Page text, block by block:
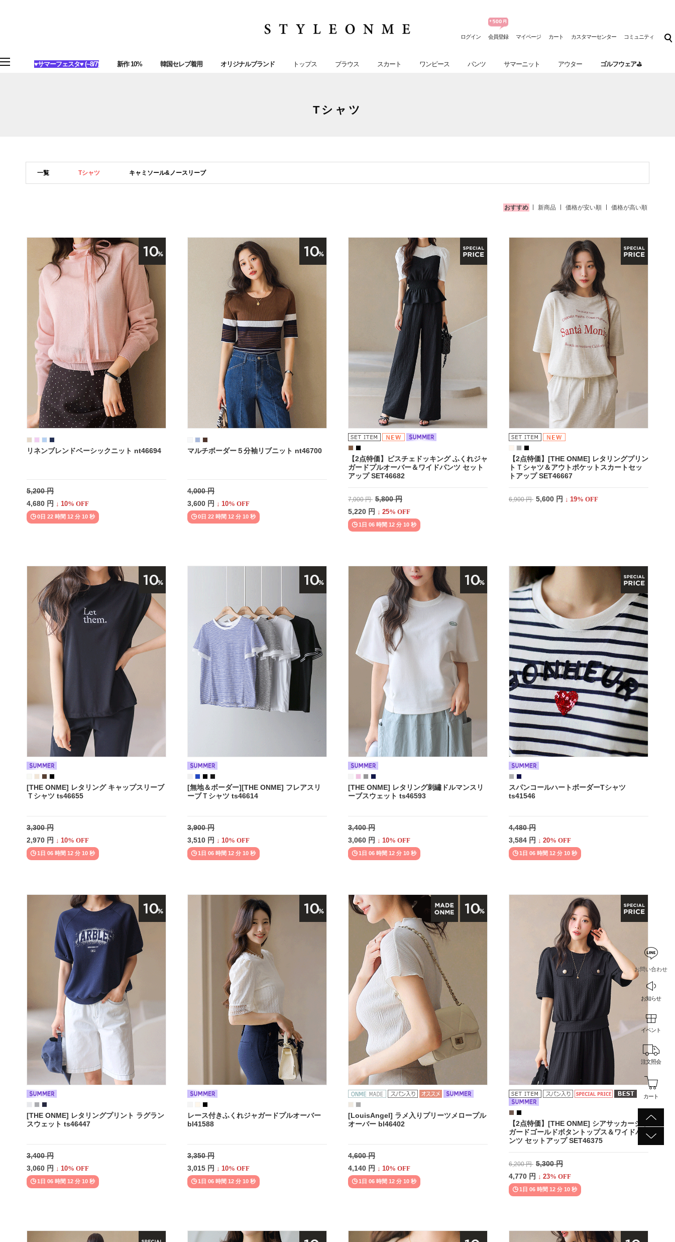
ログイン 会員登録 マイページ カート カスタマーセンター コミュニティ
♥サマーフェスタ♥ (~8/7) 新作 10% 韓国セレブ着用 オリジナルブランド トップス ブラウス スカート ワンピース パンツ サマーニット アウター ゴルフウェア⛳
お問い合わせ
お知らせ
イベント
注文照会
カート
Tシャツ
一覧 Tシャツ キャミソール&ノースリーブ
おすすめ 新商品 価格が安い順 価格が高い順
リネンブレンドベーシックニット nt46694
5,200 円
4,680 円 ↓ 10% OFF
0日 22 時間 12 分 08 秒
マルチボーダー５分袖リブニット nt46700
4,000 円
3,600 円 ↓ 10% OFF
0日 22 時間 12 分 08 秒
【2点特価】ビスチェドッキング ふくれジャ
ガードプルオーバー＆ワイドパンツ セット
アップ SET46682
7,000 円 5,800 円
5,220 円 ↓ 25% OFF
1日 06 時間 12 分 08 秒
【2点特価】[THE ONME] レタリングプリン
トＴシャツ＆アウトポケットスカートセッ
トアップ SET46667
6,900 円 5,600 円 ↓ 19% OFF
[THE ONME] レタリング キャップスリーブ
Ｔシャツ ts46655
3,300 円
2,970 円 ↓ 10% OFF
1日 06 時間 12 分 08 秒
[無地＆ボーダー][THE ONME] フレアスリ
ーブＴシャツ ts46614
3,900 円
3,510 円 ↓ 10% OFF
1日 06 時間 12 分 08 秒
[THE ONME] レタリング刺繡ドルマンスリ
ーブスウェット ts46593
3,400 円
3,060 円 ↓ 10% OFF
1日 06 時間 12 分 08 秒
スパンコールハートボーダーTシャツ
ts41546
4,480 円
3,584 円 ↓ 20% OFF
1日 06 時間 12 分 08 秒
[THE ONME] レタリングプリント ラグラン
スウェット ts46447
3,400 円
3,060 円 ↓ 10% OFF
1日 06 時間 12 分 08 秒
レース付きふくれジャガードプルオーバー
bl41588
3,350 円
3,015 円 ↓ 10% OFF
1日 06 時間 12 分 08 秒
[LouisAngel] ラメ入りプリーツメロープル
オーバー bl46402
4,600 円
4,140 円 ↓ 10% OFF
1日 06 時間 12 分 08 秒
【2点特価】[THE ONME] シアサッカージャ
ガードゴールドボタントップス＆ワイドパ
ンツ セットアップ SET46375
6,200 円 5,300 円
4,770 円 ↓ 23% OFF
1日 06 時間 12 分 08 秒